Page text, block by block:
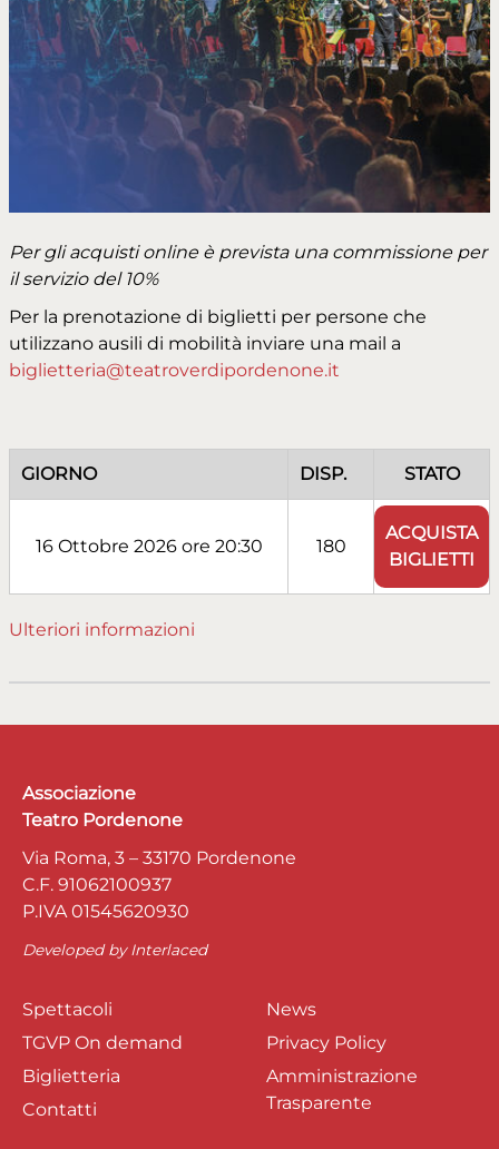
Per gli acquisti online è prevista una commissione per
il servizio del 10%
Per la prenotazione di biglietti per persone che
utilizzano ausili di mobilità inviare una mail a
biglietteria@teatroverdipordenone.it
GIORNO DISP. STATO
16 Ottobre 2026 ore 20:30 180
ACQUISTA
BIGLIETTI
Ulteriori informazioni
Associazione
Teatro Pordenone
Via Roma, 3 – 33170 Pordenone
C.F. 91062100937
P.IVA 01545620930
Developed byInterlaced
Spettacoli
TGVP On demand
Biglietteria
Contatti
News
Privacy Policy
Amministrazione
Trasparente